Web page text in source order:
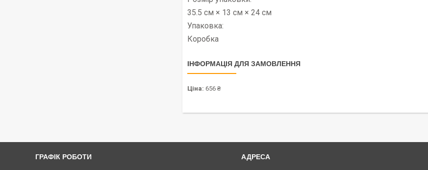
35.5 см × 13 см × 24 см
Упаковка:
Коробка
ІНФОРМАЦІЯ ДЛЯ ЗАМОВЛЕННЯ
Ціна: 656 ₴
ГРАФІК РОБОТИ